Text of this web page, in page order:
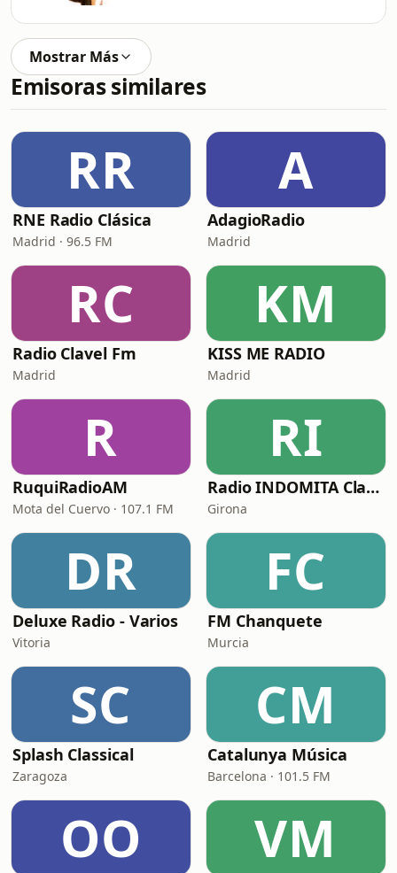
Mostrar Más
Emisoras similares
RR
RNE Radio Clásica
Madrid · 96.5 FM
A
AdagioRadio
Madrid
RC
Radio Clavel Fm
Madrid
KM
KISS ME RADIO
Madrid
R
RuquiRadioAM
Mota del Cuervo · 107.1 FM
RI
Radio INDOMITA Classics
Girona
DR
Deluxe Radio - Varios
Vitoria
FC
FM Chanquete
Murcia
SC
Splash Classical
Zaragoza
CM
Catalunya Música
Barcelona · 101.5 FM
OO VM